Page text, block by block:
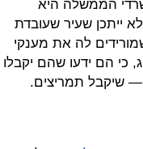
במשרדי הממשלה היא
ייתכן שעיר שעובדת
לה את מענקי
כי הם ידעו שהם יקבלו
— שיקבל תמריצים.